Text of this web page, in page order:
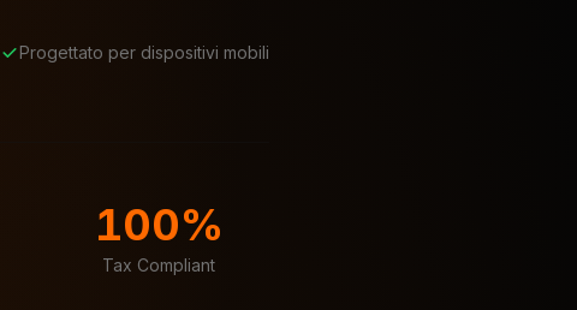
Progettato per dispositivi mobili
100%
Tax Compliant